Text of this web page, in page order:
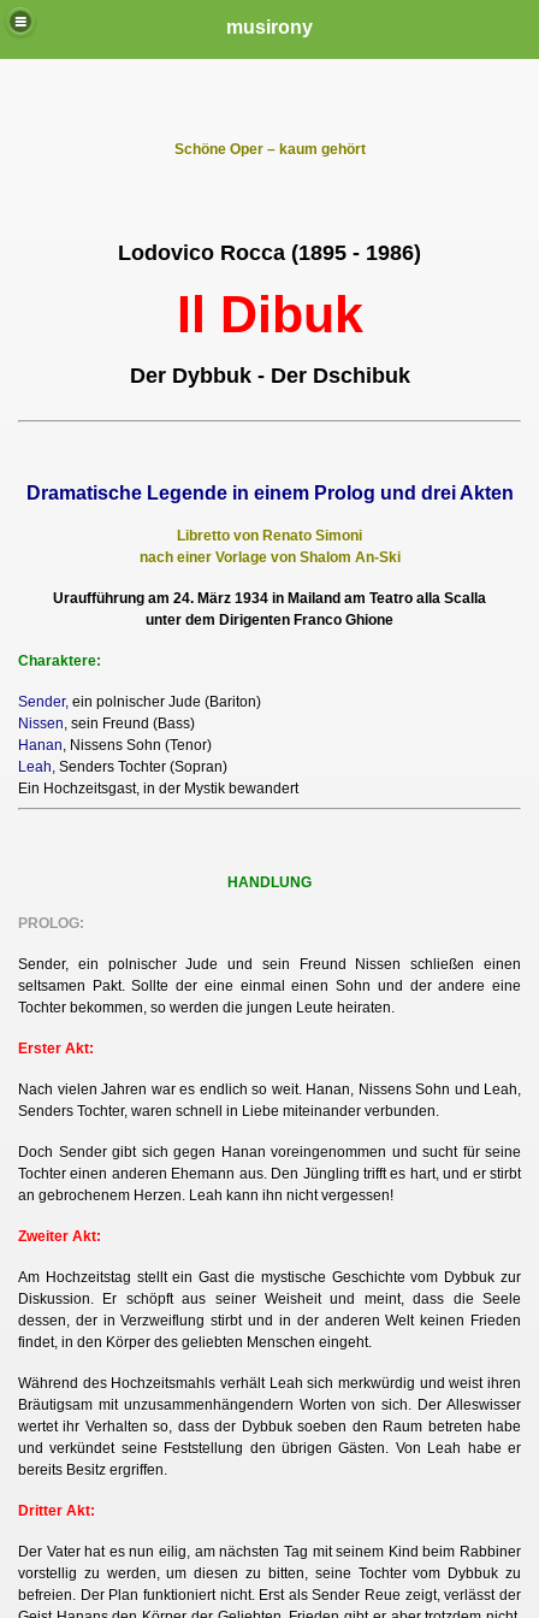
musirony
Schöne Oper – kaum gehört
Lodovico Rocca (1895 - 1986)
Il Dibuk
Der Dybbuk - Der Dschibuk
Dramatische Legende in einem Prolog und drei Akten
Libretto von Renato Simoni
nach einer Vorlage von Shalom An-Ski
Uraufführung am 24. März 1934 in Mailand am Teatro alla Scalla
unter dem Dirigenten Franco Ghione
Charaktere:
Sender, ein polnischer Jude (Bariton)
Nissen, sein Freund (Bass)
Hanan, Nissens Sohn (Tenor)
Leah, Senders Tochter (Sopran)
Ein Hochzeitsgast, in der Mystik bewandert
HANDLUNG
PROLOG:
Sender, ein polnischer Jude und sein Freund Nissen schließen einen
seltsamen Pakt. Sollte der eine einmal einen Sohn und der andere eine
Tochter bekommen, so werden die jungen Leute heiraten.
Erster Akt:
Nach vielen Jahren war es endlich so weit. Hanan, Nissens Sohn und Leah,
Senders Tochter, waren schnell in Liebe miteinander verbunden.
Doch Sender gibt sich gegen Hanan voreingenommen und sucht für seine
Tochter einen anderen Ehemann aus. Den Jüngling trifft es hart, und er stirbt
an gebrochenem Herzen. Leah kann ihn nicht vergessen!
Zweiter Akt:
Am Hochzeitstag stellt ein Gast die mystische Geschichte vom Dybbuk zur
Diskussion. Er schöpft aus seiner Weisheit und meint, dass die Seele
dessen, der in Verzweiflung stirbt und in der anderen Welt keinen Frieden
findet, in den Körper des geliebten Menschen eingeht.
Während des Hochzeitsmahls verhält Leah sich merkwürdig und weist ihren
Bräutigsam mit unzusammenhängendern Worten von sich. Der Alleswisser
wertet ihr Verhalten so, dass der Dybbuk soeben den Raum betreten habe
und verkündet seine Feststellung den übrigen Gästen. Von Leah habe er
bereits Besitz ergriffen.
Dritter Akt:
Der Vater hat es nun eilig, am nächsten Tag mit seinem Kind beim Rabbiner
vorstellig zu werden, um diesen zu bitten, seine Tochter vom Dybbuk zu
befreien. Der Plan funktioniert nicht. Erst als Sender Reue zeigt, verlässt der